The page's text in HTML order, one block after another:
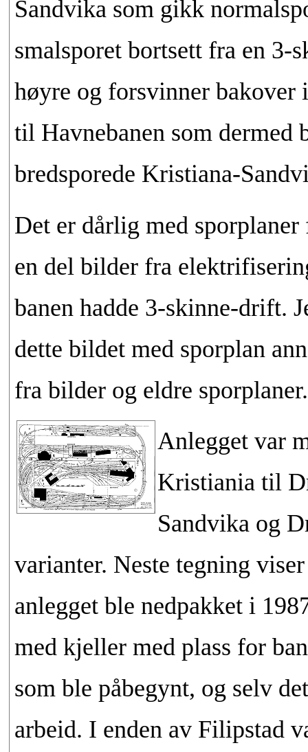
Sandvika som gikk
smalsporet bortsett fra en
høyre og forsvinner
til Havnebanen som dermed
bredsporede Kristiana-
Det er dårlig med
en del bilder fra
banen hadde 3-skinne-drift.
dette bildet med sporplan
fra bilder og eldre sporplaner.
Anlegget var
Kristiania til
Sandvika og
varianter. Neste tegning
anlegget ble nedpakket i
med kjeller med plass for
som ble påbegynt, og selv
arbeid. I enden av Filipstad